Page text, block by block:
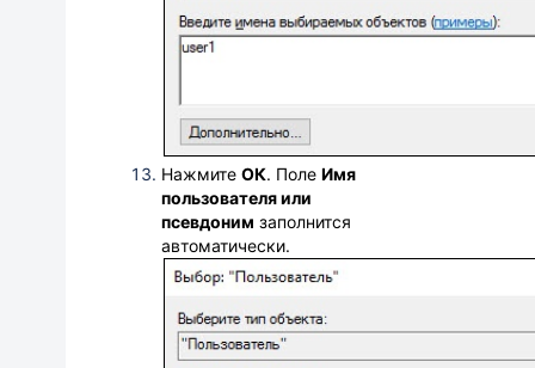
Нажмите ОК. Поле Имя
пользователя или
псевдоним заполнится
автоматически.